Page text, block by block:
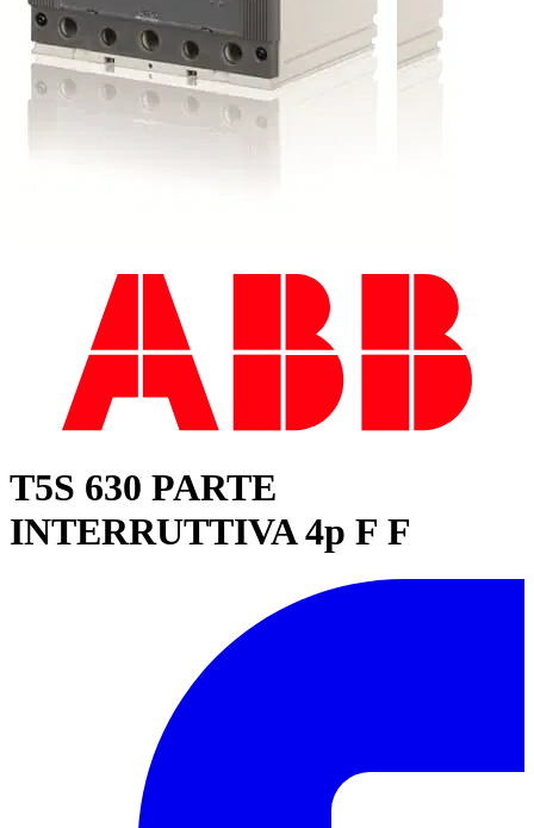
T5S 630 PARTE
INTERRUTTIVA 4p F F